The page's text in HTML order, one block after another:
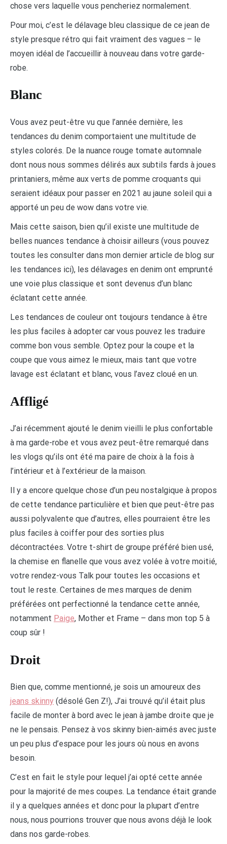
chose vers laquelle vous pencheriez normalement.
Pour moi, c’est le délavage bleu classique de ce jean de
style presque rétro qui fait vraiment des vagues – le
moyen idéal de l’accueillir à nouveau dans votre garde-
robe.
Blanc
Vous avez peut-être vu que l’année dernière, les
tendances du denim comportaient une multitude de
styles colorés. De la nuance rouge tomate automnale
dont nous nous sommes délirés aux subtils fards à joues
printaniers, même aux verts de pomme croquants qui
seraient idéaux pour passer en 2021 au jaune soleil qui a
apporté un peu de wow dans votre vie.
Mais cette saison, bien qu’il existe une multitude de
belles nuances tendance à choisir ailleurs (vous pouvez
toutes les consulter dans mon dernier article de blog sur
les tendances ici), les délavages en denim ont emprunté
une voie plus classique et sont devenus d’un blanc
éclatant cette année.
Les tendances de couleur ont toujours tendance à être
les plus faciles à adopter car vous pouvez les traduire
comme bon vous semble. Optez pour la coupe et la
coupe que vous aimez le mieux, mais tant que votre
lavage est éclatant et blanc, vous l’avez cloué en un.
Affligé
J’ai récemment ajouté le denim vieilli le plus confortable
à ma garde-robe et vous avez peut-être remarqué dans
les vlogs qu’ils ont été ma paire de choix à la fois à
l’intérieur et à l’extérieur de la maison.
Il y a encore quelque chose d’un peu nostalgique à propos
de cette tendance particulière et bien que peut-être pas
aussi polyvalente que d’autres, elles pourraient être les
plus faciles à coiffer pour des sorties plus
décontractées. Votre t-shirt de groupe préféré bien usé,
la chemise en flanelle que vous avez volée à votre moitié,
votre rendez-vous Talk pour toutes les occasions et
tout le reste. Certaines de mes marques de denim
préférées ont perfectionné la tendance cette année,
notamment Paige, Mother et Frame – dans mon top 5 à
coup sûr !
Droit
Bien que, comme mentionné, je sois un amoureux des
jeans skinny (désolé Gen Z!), J’ai trouvé qu’il était plus
facile de monter à bord avec le jean à jambe droite que je
ne le pensais. Pensez à vos skinny bien-aimés avec juste
un peu plus d’espace pour les jours où nous en avons
besoin.
C’est en fait le style pour lequel j’ai opté cette année
pour la majorité de mes coupes. La tendance était grande
il y a quelques années et donc pour la plupart d’entre
nous, nous pourrions trouver que nous avons déjà le look
dans nos garde-robes.